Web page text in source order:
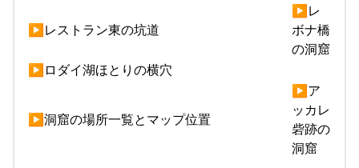
▶レストラン東の坑道
▶レ
ボナ橋
の洞窟
▶ロダイ湖ほとりの横穴
▶洞窟の場所一覧とマップ位置
▶ア
ッカレ
砦跡の
洞窟